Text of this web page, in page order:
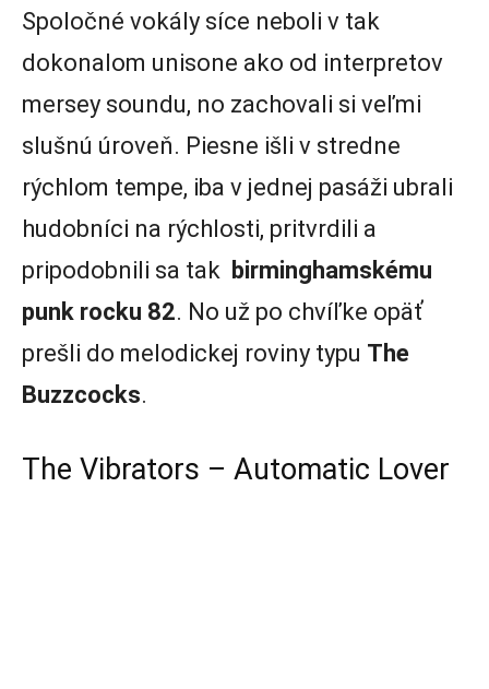
Spoločné vokály síce neboli v tak
dokonalom unisone ako od interpretov
mersey soundu, no zachovali si veľmi
slušnú úroveň. Piesne išli v stredne
rýchlom tempe, iba v jednej pasáži ubrali
hudobníci na rýchlosti, pritvrdili a
pripodobnili sa tak birminghamskému
punk rocku 82. No už po chvíľke opäť
prešli do melodickej roviny typu The
Buzzcocks.
The Vibrators – Automatic Lover